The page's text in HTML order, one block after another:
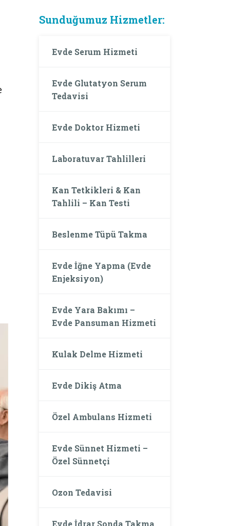
Sunduğumuz Hizmetler:
Evde Serum Hizmeti
Evde Glutatyon Serum
Tedavisi
Evde Doktor Hizmeti
Laboratuvar Tahlilleri
Kan Tetkikleri & Kan
Tahlili – Kan Testi
Beslenme Tüpü Takma
Evde İğne Yapma (Evde
Enjeksiyon)
Evde Yara Bakımı –
Evde Pansuman Hizmeti
Kulak Delme Hizmeti
Evde Dikiş Atma
Özel Ambulans Hizmeti
Evde Sünnet Hizmeti –
Özel Sünnetçi
Ozon Tedavisi
Evde İdrar Sonda Takma